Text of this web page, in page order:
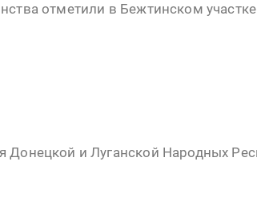
отметили в Бежтинском участке
Донецкой и Луганской Народных